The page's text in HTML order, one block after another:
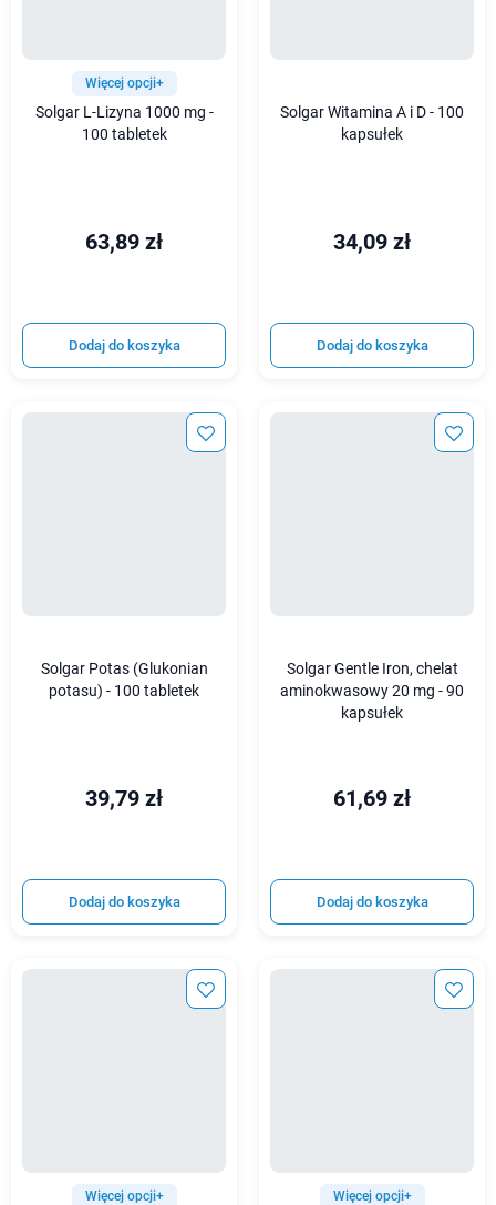
Więcej opcji+
Solgar L-Lizyna 1000 mg -
100 tabletek
63,89 zł
Dodaj do koszyka
Solgar Witamina A i D - 100
kapsułek
34,09 zł
Dodaj do koszyka
Solgar Potas (Glukonian
potasu) - 100 tabletek
39,79 zł
Dodaj do koszyka
Solgar Gentle Iron, chelat
aminokwasowy 20 mg - 90
kapsułek
61,69 zł
Dodaj do koszyka
Więcej opcji+ Więcej opcji+